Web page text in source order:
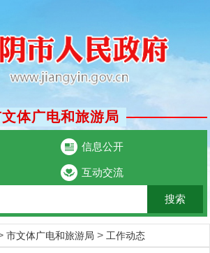
体广电和旅游局
信息公开
互动交流
市文体广电和旅游局 > 工作动态